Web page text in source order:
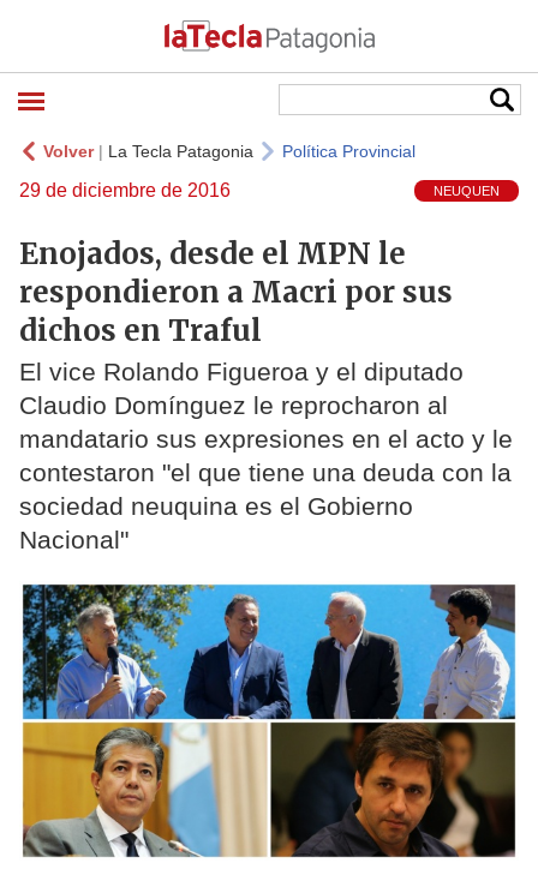
Volver| La Tecla Patagonia Política Provincial
29 de diciembre de 2016 NEUQUEN
Enojados, desde el MPN le
respondieron a Macri por sus
dichos en Traful
El vice Rolando Figueroa y el diputado
Claudio Domínguez le reprocharon al
mandatario sus expresiones en el acto y le
contestaron "el que tiene una deuda con la
sociedad neuquina es el Gobierno
Nacional"